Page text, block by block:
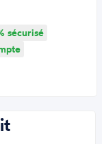
sécurisé